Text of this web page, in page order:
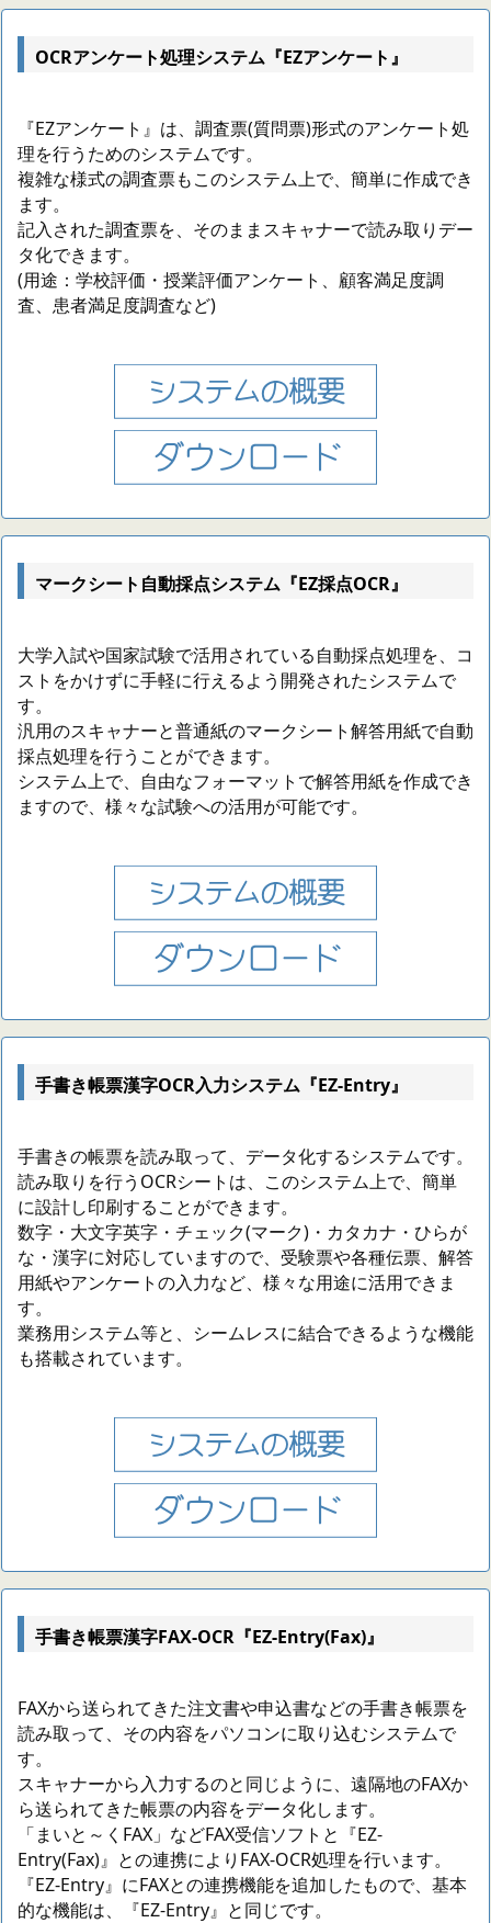
OCRアンケート処理システム『EZアンケート』
『EZアンケート』は、調査票(質問票)形式のアンケート処
理を行うためのシステムです。
複雑な様式の調査票もこのシステム上で、簡単に作成でき
ます。
記入された調査票を、そのままスキャナーで読み取りデー
タ化できます。
(用途：学校評価・授業評価アンケート、顧客満足度調
査、患者満足度調査など)
マークシート自動採点システム『EZ採点OCR』
大学入試や国家試験で活用されている自動採点処理を、コ
ストをかけずに手軽に行えるよう開発されたシステムで
す。
汎用のスキャナーと普通紙のマークシート解答用紙で自動
採点処理を行うことができます。
システム上で、自由なフォーマットで解答用紙を作成でき
ますので、様々な試験への活用が可能です。
手書き帳票漢字OCR入力システム『EZ-Entry』
手書きの帳票を読み取って、データ化するシステムです。
読み取りを行うOCRシートは、このシステム上で、簡単
に設計し印刷することができます。
数字・大文字英字・チェック(マーク)・カタカナ・ひらが
な・漢字に対応していますので、受験票や各種伝票、解答
用紙やアンケートの入力など、様々な用途に活用できま
す。
業務用システム等と、シームレスに結合できるような機能
も搭載されています。
手書き帳票漢字FAX-OCR『EZ-Entry(Fax)』
FAXから送られてきた注文書や申込書などの手書き帳票を
読み取って、その内容をパソコンに取り込むシステムで
す。
スキャナーから入力するのと同じように、遠隔地のFAXか
ら送られてきた帳票の内容をデータ化します。
「まいと～くFAX」などFAX受信ソフトと『EZ-
Entry(Fax)』との連携によりFAX-OCR処理を行います。
『EZ-Entry』にFAXとの連携機能を追加したもので、基本
的な機能は、『EZ-Entry』と同じです。